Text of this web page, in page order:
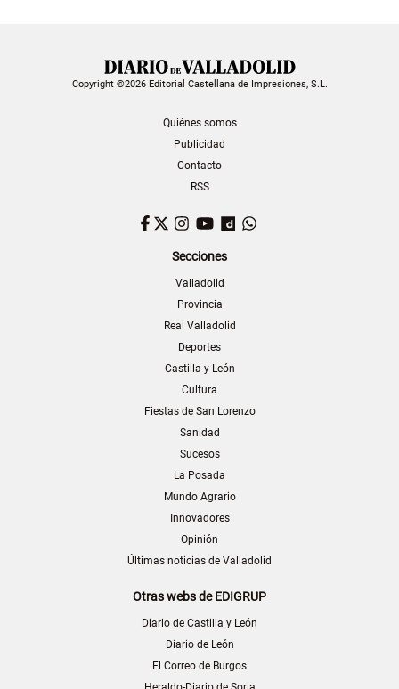
Copyright ©2026 Editorial Castellana de Impresiones, S.L.
Quiénes somos
Publicidad
Contacto
RSS
Facebook
TwitterInstagram
YouTubeDailymotion
Secciones
Valladolid
Provincia
Real Valladolid
Deportes
Castilla y León
Cultura
Fiestas de San Lorenzo
Sanidad
Sucesos
La Posada
Mundo Agrario
Innovadores
Opinión
Últimas noticias de Valladolid
Otras webs de EDIGRUP
Diario de Castilla y León
Diario de León
El Correo de Burgos